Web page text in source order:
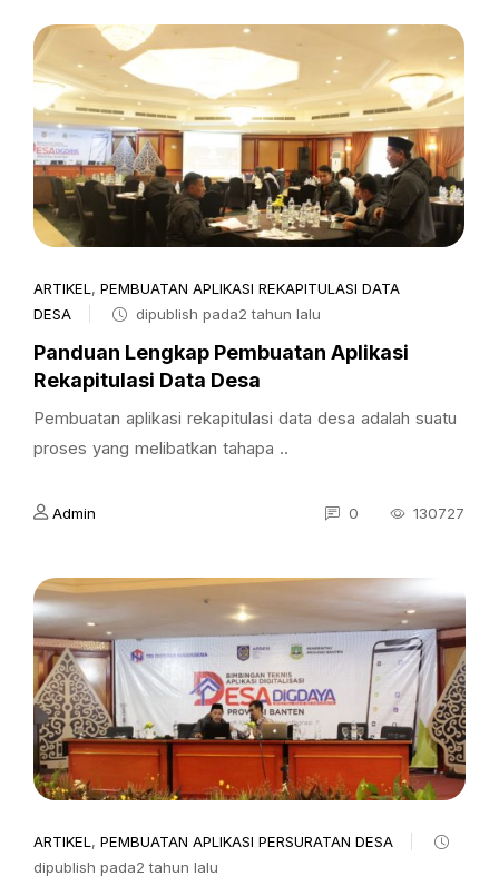
ARTIKEL , PEMBUATAN APLIKASI REKAPITULASI DATA
DESA
dipublish pada2 tahun lalu
Panduan Lengkap Pembuatan Aplikasi
Rekapitulasi Data Desa
Pembuatan aplikasi rekapitulasi data desa adalah suatu
proses yang melibatkan tahapa ..
Admin 0 130727
ARTIKEL , PEMBUATAN APLIKASI PERSURATAN DESA
dipublish pada2 tahun lalu